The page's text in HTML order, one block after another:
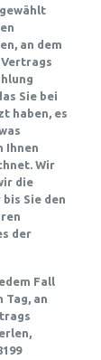
an dem
Sie bei
haben, es
Ihnen
Wir
die
Sie den
der
Fall
Tag, an